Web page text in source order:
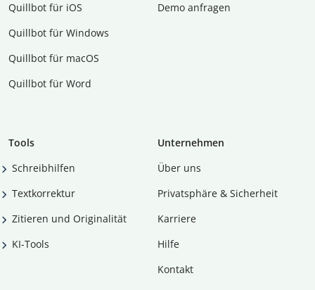
Quillbot für iOS
Quillbot für Windows
Quillbot für macOS
Quillbot für Word
Demo anfragen
Tools
Schreibhilfen
Textkorrektur
Zitieren und Originalität
KI-Tools
Unternehmen
Über uns
Privatsphäre & Sicherheit
Karriere
Hilfe
Kontakt